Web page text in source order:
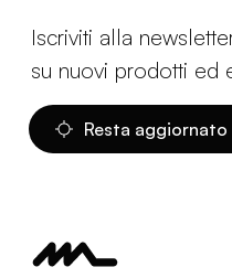
Iscriviti alla
su nuovi prodotti ed
Resta aggiornato